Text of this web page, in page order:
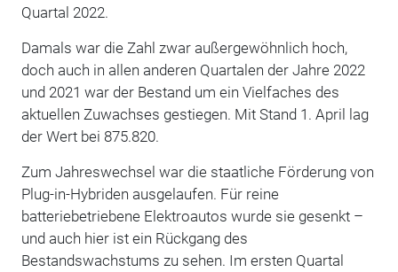
Quartal 2022.
Damals war die Zahl zwar außergewöhnlich hoch,
doch auch in allen anderen Quartalen der Jahre 2022
und 2021 war der Bestand um ein Vielfaches des
aktuellen Zuwachses gestiegen. Mit Stand 1. April lag
der Wert bei 875.820.
Zum Jahreswechsel war die staatliche Förderung von
Plug-in-Hybriden ausgelaufen. Für reine
batteriebetriebene Elektroautos wurde sie gesenkt –
und auch hier ist ein Rückgang des
Bestandswachstums zu sehen. Im ersten Quartal